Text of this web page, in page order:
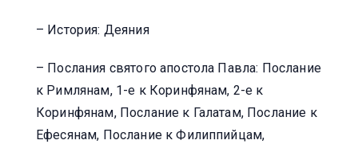
– История: Деяния
– Послания святого апостола Павла: Послание
к Римлянам, 1-е к Коринфянам, 2-е к
Коринфянам, Послание к Галатам, Послание к
Ефесянам, Послание к Филиппийцам,